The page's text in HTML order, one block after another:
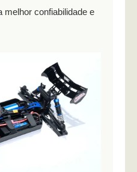
melhor confiabilidade e